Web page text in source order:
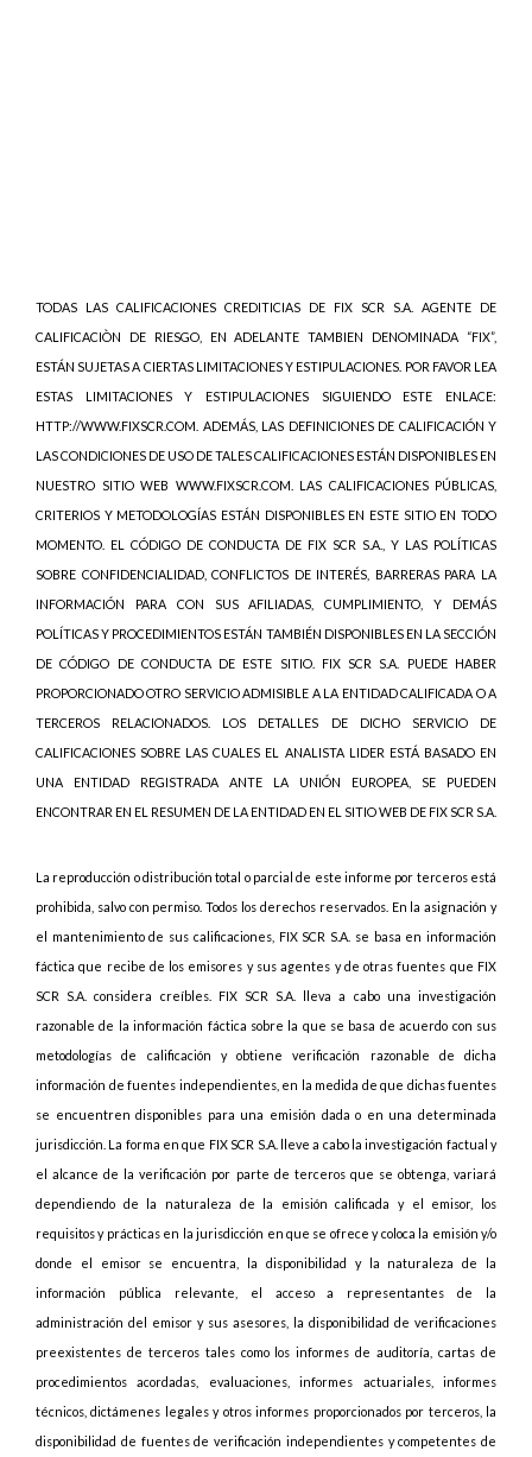
TODAS LAS CALIFICACIONES CREDITICIAS DE FIX SCR S.A. AGENTE DE
CALIFICACIÒN DE RIESGO, EN ADELANTE TAMBIEN DENOMINADA “FIX”,
ESTÁN SUJETAS A CIERTAS LIMITACIONES Y ESTIPULACIONES. POR FAVOR LEA
ESTAS LIMITACIONES Y ESTIPULACIONES SIGUIENDO ESTE ENLACE:
HTTP://WWW.FIXSCR.COM. ADEMÁS, LAS DEFINICIONES DE CALIFICACIÓN Y
LAS CONDICIONES DE USO DE TALES CALIFICACIONES ESTÁN DISPONIBLES EN
NUESTRO SITIO WEB WWW.FIXSCR.COM. LAS CALIFICACIONES PÚBLICAS,
CRITERIOS Y METODOLOGÍAS ESTÁN DISPONIBLES EN ESTE SITIO EN TODO
MOMENTO. EL CÓDIGO DE CONDUCTA DE FIX SCR S.A., Y LAS POLÍTICAS
SOBRE CONFIDENCIALIDAD, CONFLICTOS DE INTERÉS, BARRERAS PARA LA
INFORMACIÓN PARA CON SUS AFILIADAS, CUMPLIMIENTO, Y DEMÁS
POLÍTICAS Y PROCEDIMIENTOS ESTÁN TAMBIÉN DISPONIBLES EN LA SECCIÓN
DE CÓDIGO DE CONDUCTA DE ESTE SITIO. FIX SCR S.A. PUEDE HABER
PROPORCIONADO OTRO SERVICIO ADMISIBLE A LA ENTIDAD CALIFICADA O A
TERCEROS RELACIONADOS. LOS DETALLES DE DICHO SERVICIO DE
CALIFICACIONES SOBRE LAS CUALES EL ANALISTA LIDER ESTÁ BASADO EN
UNA ENTIDAD REGISTRADA ANTE LA UNIÓN EUROPEA, SE PUEDEN
ENCONTRAR EN EL RESUMEN DE LA ENTIDAD EN EL SITIO WEB DE FIX SCR S.A.
La reproducción o distribución total o parcial de este informe por terceros está
prohibida, salvo con permiso. Todos los derechos reservados. En la asignación y
el mantenimiento de sus calificaciones, FIX SCR S.A. se basa en información
fáctica que recibe de los emisores y sus agentes y de otras fuentes que FIX
SCR S.A. considera creíbles. FIX SCR S.A. lleva a cabo una investigación
razonable de la información fáctica sobre la que se basa de acuerdo con sus
metodologías de calificación y obtiene verificación razonable de dicha
información de fuentes independientes, en la medida de que dichas fuentes
se encuentren disponibles para una emisión dada o en una determinada
jurisdicción. La forma en que FIX SCR S.A. lleve a cabo la investigación factual y
el alcance de la verificación por parte de terceros que se obtenga, variará
dependiendo de la naturaleza de la emisión calificada y el emisor, los
requisitos y prácticas en la jurisdicción en que se ofrece y coloca la emisión y/o
donde el emisor se encuentra, la disponibilidad y la naturaleza de la
información pública relevante, el acceso a representantes de la
administración del emisor y sus asesores, la disponibilidad de verificaciones
preexistentes de terceros tales como los informes de auditoría, cartas de
procedimientos acordadas, evaluaciones, informes actuariales, informes
técnicos, dictámenes legales y otros informes proporcionados por terceros, la
disponibilidad de fuentes de verificación independientes y competentes de